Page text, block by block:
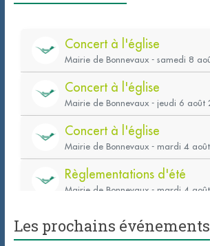
Les prochains événements